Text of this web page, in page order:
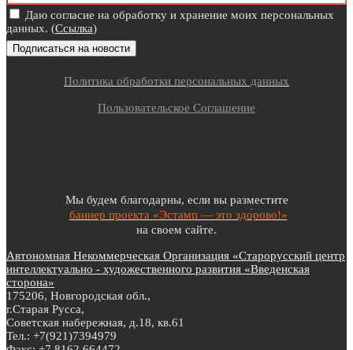
Даю согласие на обработку и хранение моих персональных
данных. (Ссылка)
Политика обработки персональных данных
Пользовательское Соглашение
Мы будем благодарны, если вы разместите
баннер проекта «Эстамп — это здо́рово!»
на своем сайте.
Автономная Некоммерческая Организация «Старорусский центр
интеллектуально - художественного развития «Введенская
сторона»
175206, Новгородская обл.,
г.Старая Русса,
Советская набережная, д.18, кв.61
Тел.: +7(921)7394979